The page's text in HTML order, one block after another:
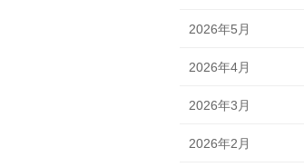
2026年5月
2026年4月
2026年3月
2026年2月